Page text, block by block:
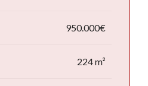
950.000€
224 m²